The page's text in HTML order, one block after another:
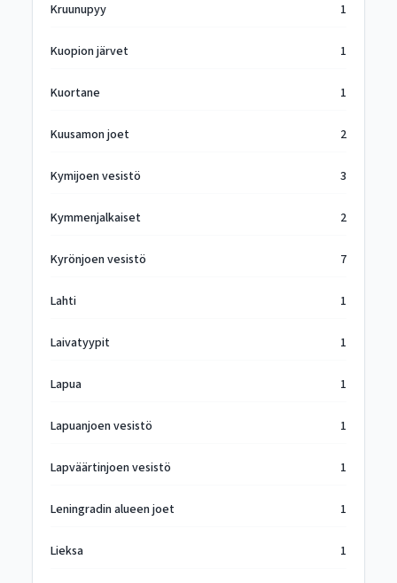
Kruunupyy 1
Kuopion järvet 1
Kuortane 1
Kuusamon joet 2
Kymijoen vesistö 3
Kymmenjalkaiset 2
Kyrönjoen vesistö 7
Lahti 1
Laivatyypit 1
Lapua 1
Lapuanjoen vesistö 1
Lapväärtinjoen vesistö 1
Leningradin alueen joet 1
Lieksa 1